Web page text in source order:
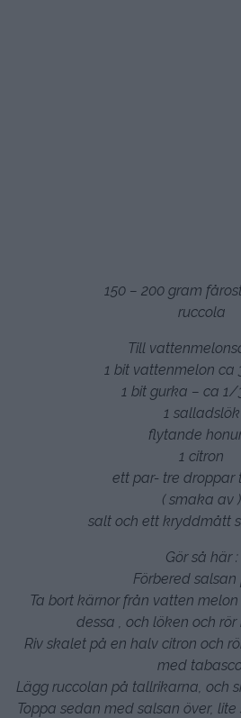
150 – 200 gram
ruccola
Till
1 bit vattenmelon ca
1 bit gurka – ca
1 salladslök
flytande
1 citron
ett par- tre droppar
( smaka av )
salt och ett kryddmått
Gör så här :
Förbered salsan
Ta bort kärnor från vatten
dessa , och löken och rör
Riv skalet på en halv citron och
med
Lägg ruccolan på tallrikarna, och
Toppa sedan med salsan över,